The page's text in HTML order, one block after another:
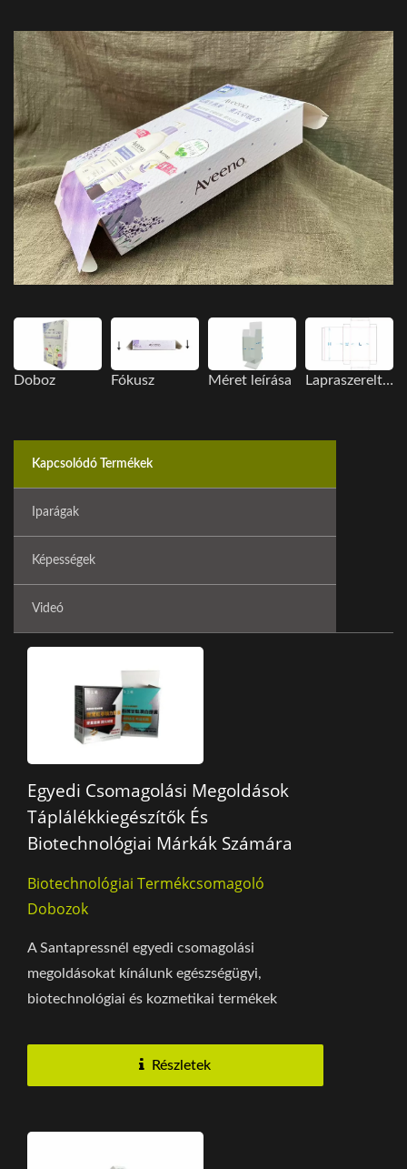
Doboz Fókusz Méret leírása Lapraszerelt megjelenítési kép
Kapcsolódó Termékek
Iparágak
Képességek
Videó
Egyedi Csomagolási Megoldások
Táplálékkiegészítők És
Biotechnológiai Márkák Számára
Biotechnológiai Termékcsomagoló
Dobozok
A Santapressnél egyedi csomagolási
megoldásokat kínálunk egészségügyi,
biotechnológiai és kozmetikai termékek
Részletek